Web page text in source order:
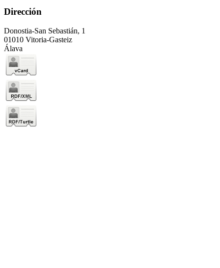
Dirección
Donostia-San Sebastián, 1
01010 Vitoria-Gasteiz
Álava